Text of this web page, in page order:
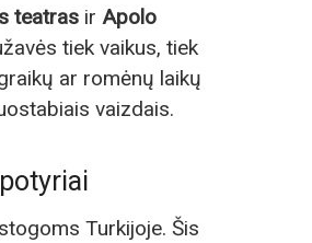
teatras ir Apolo
tiek vaikus, tiek
ar romėnų laikų
vaizdais.
Turkijoje. Šis